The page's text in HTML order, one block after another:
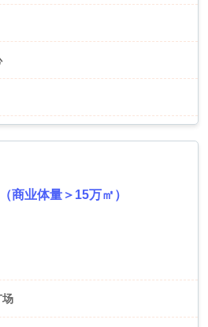
商业体量＞15万㎡）
场